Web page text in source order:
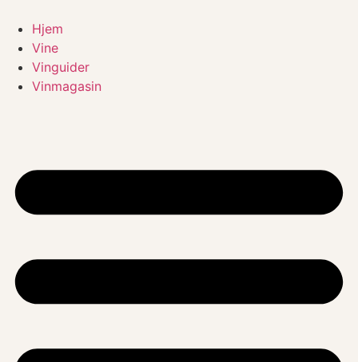
indhold
Hjem
Vine
Vinguider
Vinmagasin